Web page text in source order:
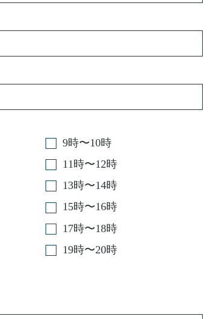
9時〜10時
11時〜12時
13時〜14時
15時〜16時
17時〜18時
19時〜20時